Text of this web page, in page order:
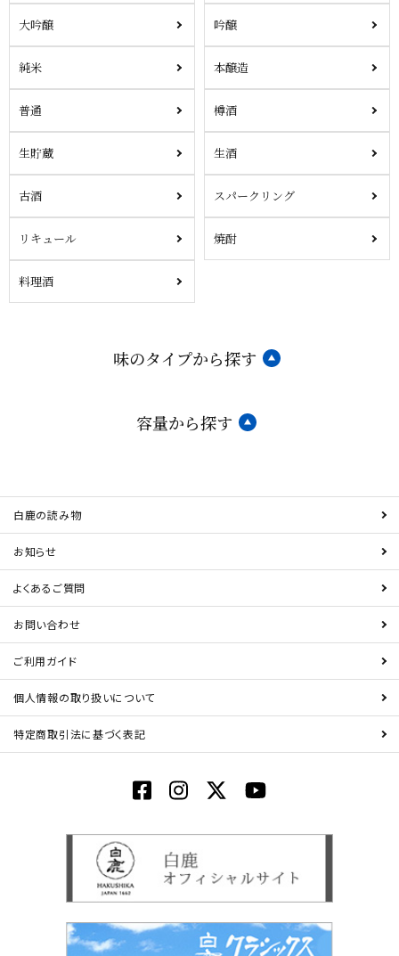
大吟醸 吟醸
純米 本醸造
普通 樽酒
生貯蔵 生酒
古酒 スパークリング
リキュール 焼酎
料理酒
味のタイプから探す
容量から探す
白鹿の読み物
お知らせ
よくあるご質問
お問い合わせ
ご利用ガイド
個人情報の取り扱いについて
特定商取引法に基づく表記